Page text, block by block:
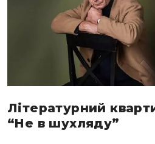
Літературний
“Не в шухляду”